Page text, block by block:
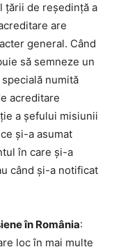
țării de reședință a
are
general. Când
să semneze un
numită
acreditare
a șefului misiunii
și-a asumat
în care și-a
când și-a notificat
în România:
loc în mai multe